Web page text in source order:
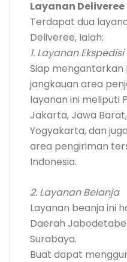
Layanan Deliveree
Terdapat dua
Deliveree, Ialah:
1. Layanan Ekspedisi
Siap
jangkauan area
layanan ini meliputi
Jakarta, Jawa
Yogyakarta, dan
area pengiriman
Indonesia.
2. Layanan Belanja
Layanan beanja ini
Daerah
Surabaya.
Buat dapat